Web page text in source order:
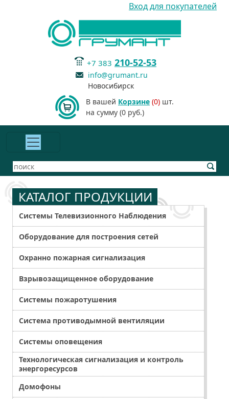
Вход для покупателей
+7 383 210-52-53
info@grumant.ru
Новосибирск
В вашей Корзине (0) шт.
на сумму (0 руб.)
КАТАЛОГ ПРОДУКЦИИ
Системы Телевизионного Наблюдения
Оборудование для построения сетей
Охранно пожарная сигнализация
Взрывозащищенное оборудование
Системы пожаротушения
Система противодымной вентиляции
Системы оповещения
Технологическая сигнализация и контроль
энергоресурсов
Домофоны